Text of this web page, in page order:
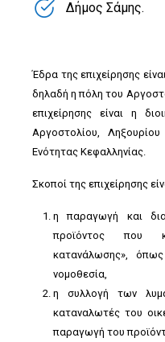
Δήμος Σάμης.
Έδρα της επιχείρησης
δηλαδή η πόλη του
επιχείρησης είναι η
Αργοστολίου,
Ενότητας Κεφαλληνίας.
Σκοποί της επιχείρησης
η παραγωγή και
προϊόντος που
κατανάλωσης»,
νομοθεσία,
η συλλογή των
καταναλωτές του
παραγωγή του